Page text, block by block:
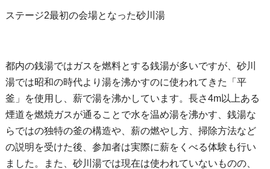
ステージ2最初の会場となった砂川湯
都内の銭湯ではガスを燃料とする銭湯が多いですが、砂川
湯では昭和の時代より湯を沸かすのに使われてきた「平
釜」を使用し、薪で湯を沸かしています。長さ4m以上ある
煙道を燃焼ガスが通ることで水を温め湯を沸かす、銭湯な
らではの独特の釜の構造や、薪の燃やし方、掃除方法など
の説明を受けた後、参加者は実際に薪をくべる体験も行い
ました。また、砂川湯では現在は使われていないものの、